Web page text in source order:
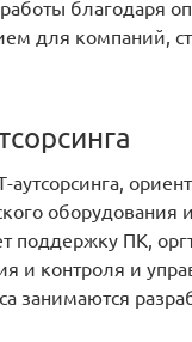
благодаря
для компаний,
оборудования
поддержку ПК,
и контроля и
занимаются